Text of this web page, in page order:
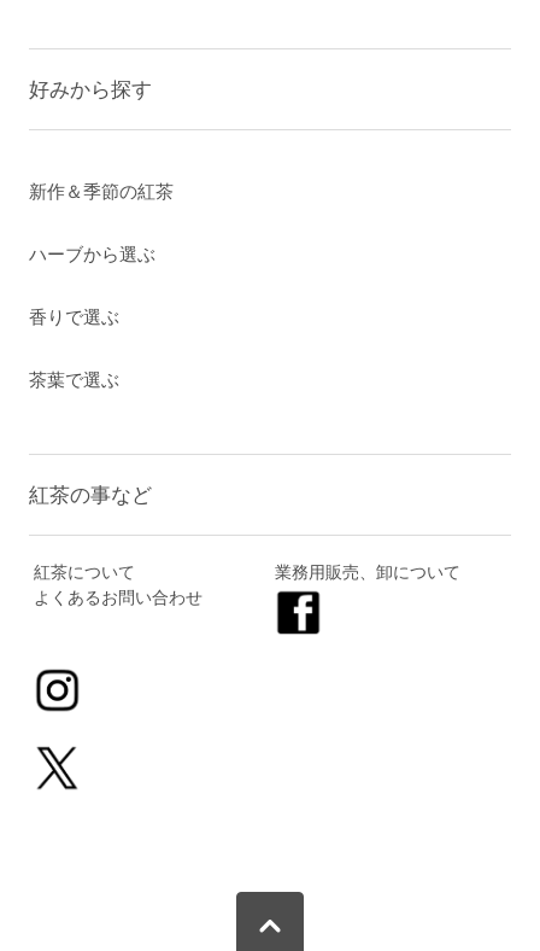
好みから探す
新作＆季節の紅茶
ハーブから選ぶ
香りで選ぶ
茶葉で選ぶ
紅茶の事など
紅茶について
業務用販売、卸について
よくあるお問い合わせ